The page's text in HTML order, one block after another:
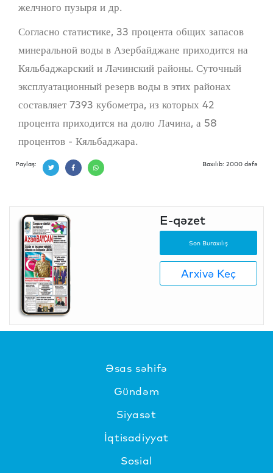
желчного пузыря и др.
Согласно статистике, 33 процента общих запасов
минеральной воды в Азербайджане приходится на
Кяльбаджарский и Лачинский районы. Суточный
эксплуатационный резерв воды в этих районах
составляет 7393 кубометра, из которых 42
процента приходится на долю Лачина, а 58
процентов - Кяльбаджара.
Paylaş: Baxılıb: 2000 dəfə
E-qəzet
Son Buraxılış
Arxivə Keç
Əsas səhifə
Gündəm
Siyasət
İqtisadiyyat
Sosial